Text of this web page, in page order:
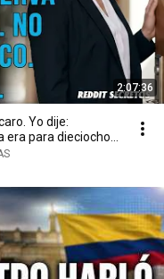
2:07:36
Yo dije:
para dieciocho...